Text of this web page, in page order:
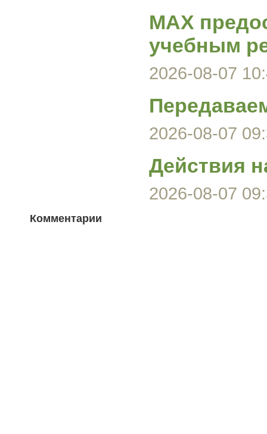
MAX
учебным
2026-08-07
2026-08-07
Действия
2026-08-07
Комментарии